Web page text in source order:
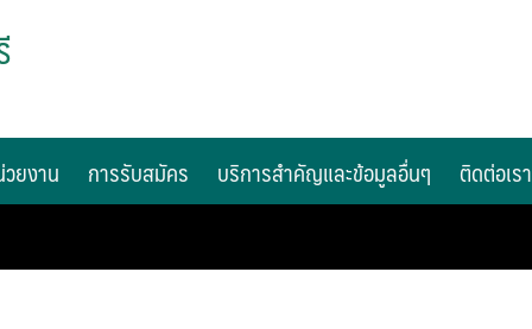
ยงาน การรับสมัคร บริการสำคัญและข้อมูลอื่นๆ ติดต่อเรา